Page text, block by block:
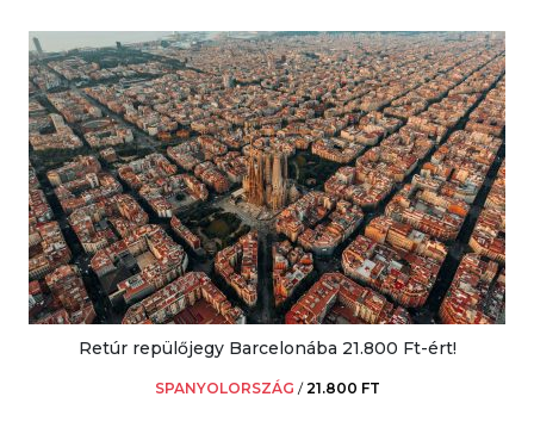
Retúr repülőjegy Barcelonába 21.800 Ft-ért!
SPANYOLORSZÁG /21.800 FT